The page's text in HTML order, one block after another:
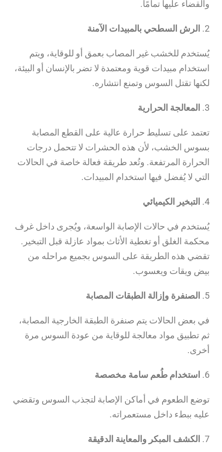
والقضاء عليها تمامًا.
2. الرش السطحي بالمبيدات الآمنة
يُستخدم للخشب غير المصاب بعمق أو للوقاية، ويتم
استخدام مبيدات قوية ومعتمدة لا تضر بالإنسان أو البيئة،
لكنها تقتل السوس وتمنع انتشاره.
3. المعالجة الحرارية
تعتمد على تسليط حرارة عالية على القطع المصابة
بسوس الخشب، لأن هذه الحشرات لا تتحمل درجات
الحرارة المرتفعة. وتُعد طريقة فعالة خاصة في الحالات
التي لا يُفضل فيها استخدام المبيدات.
4. التبخير الكيميائي
يُستخدم في حالات الإصابة الواسعة، ويُجرى داخل غرف
محكمة الغلق أو تغطية الأثاث بمواد عازلة قبل التبخير.
تقضي هذه الطريقة على السوس بجميع مراحله من
بيض ويقات ويعسوب.
5. الصنفرة وإزالة الطبقات المصابة
في بعض الحالات يتم صنفرة الطبقة الخارجية المصابة،
ثم تطبيق مواد معالجة للوقاية من عودة السوس مرة
أخرى.
6. استخدام طُعم سامة مخصصة
توضع الطعوم في أماكن الإصابة لتجذب السوس وتقضي
عليه ببطء داخل مستعمراته.
7. الكشف المبكر والمعاينة الدقيقة